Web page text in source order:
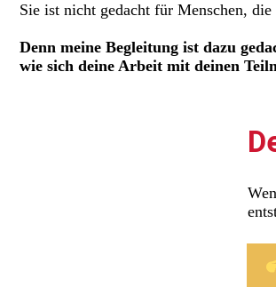
Sie ist nicht gedacht für Menschen,
Denn meine Begleitung ist dazu
wie sich deine Arbeit mit deinen